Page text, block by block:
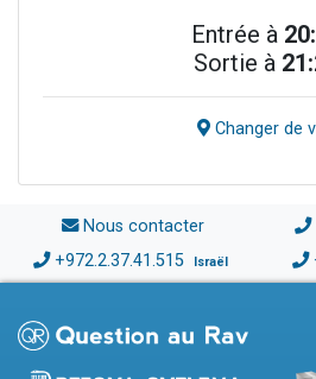
Entrée à
Sortie à
Changer de
Nous contacter
+972.2.37.41.515 Israël